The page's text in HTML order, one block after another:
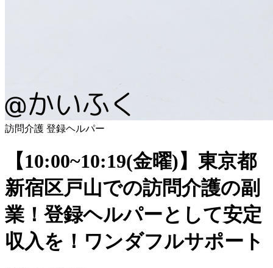
訪問介護 登録ヘルパー
【10:00~10:19(金曜)】東京都
新宿区戸山での訪問介護の副
業！登録ヘルパーとして安定
収入を！ワンダフルサポート